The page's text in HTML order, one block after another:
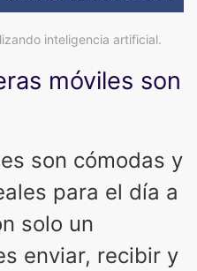
inteligencia artificial.
móviles son
son cómodas y
para el día a
solo un
enviar, recibir y